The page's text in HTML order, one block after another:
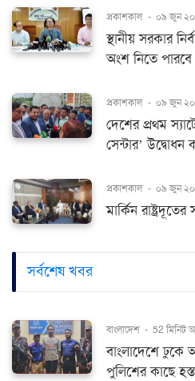
প্রকাশকাল - ০৯ জুন
স্থানীয় সরকার
অংশ নিতে পারবে
প্রকাশকাল - ০৯ জুন
দেশের প্রথম
সেন্টার’ উদ্বোধন
প্রকাশকাল - ০৯ জুন
মার্কিন
সর্বশেষ খবর
বাংলাদেশ - 52 মিনিট
বাংলাদেশে ঢুকে
পুলিশের কাছে